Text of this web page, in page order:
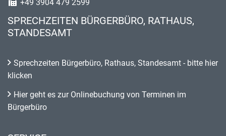
+49 3904 479 2599
SPRECHZEITEN BÜRGERBÜRO, RATHAUS,
STANDESAMT
Sprechzeiten Bürgerbüro, Rathaus, Standesamt - bitte hier
klicken
Hier geht es zur Onlinebuchung von Terminen im
Bürgerbüro